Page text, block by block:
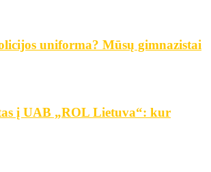
uniforma? Mūsų gimnazistai
į UAB „ROL Lietuva“: kur